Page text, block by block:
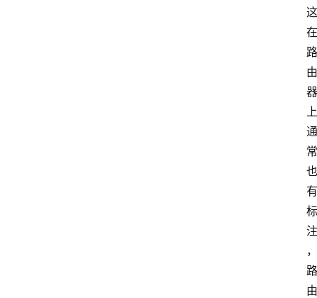
这
在
路
由
器
上
通
常
也
有
标
注
，
路
由